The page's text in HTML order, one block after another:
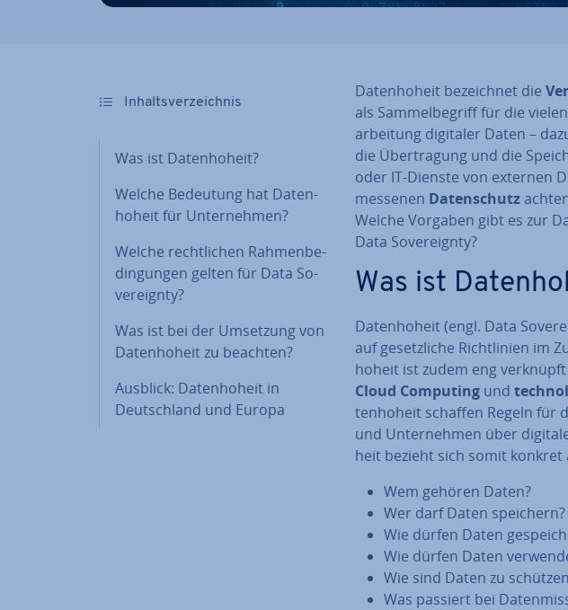
In­halts­ver­zeich­nis
Was ist Da­ten­ho­heit?
Welche Bedeutung hat Da­ten­
ho­heit für Un­ter­neh­men?
Welche recht­li­chen Rah­men­be­
din­gun­gen gelten für Data So­
ve­reig­n­ty?
Was ist bei der Umsetzung von
Da­ten­ho­heit zu beachten?
Ausblick: Da­ten­ho­heit in
Deutsch­land und Europa
Da­ten­ho­heit be­zeich­net die
als Sam­mel­be­griff für die
ar­bei­tung digitaler Daten –
die Über­tra­gung und die
oder IT-Dienste von externen
mes­se­nen Da­ten­schutz
Welche Vorgaben gibt es zur
Data So­ve­reig­n­ty?
Was ist
Da­ten­ho­heit (engl. Data
auf ge­setz­li­che Richt­li­ni­en im
ho­heit ist zudem eng
Cloud Computing und
ten­ho­heit schaffen Regeln für
und Un­ter­neh­men über
heit bezieht sich somit konkret
Wem gehören Daten?
Wer darf Daten speichern?
Wie dürfen Daten
Wie dürfen Daten
Wie sind Daten zu
Was passiert bei